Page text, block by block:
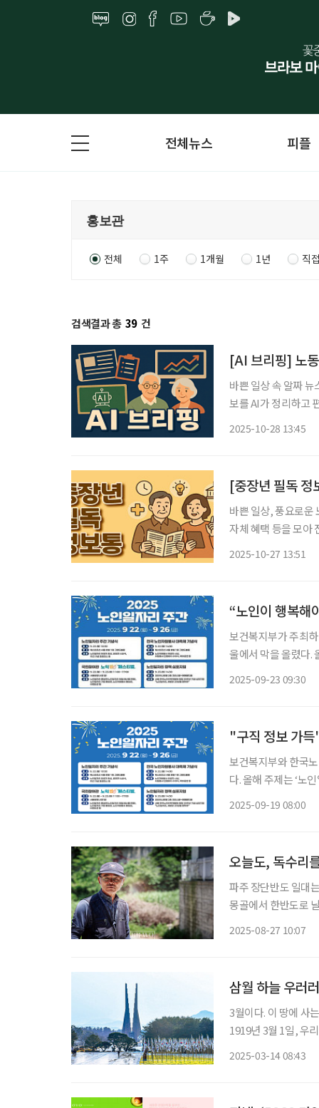
전체뉴스 피플
전체 1주 1개월 1년 직
검색결과 총 39 건
[AI 브리핑] 노
바쁜 일상 속 알짜
보를 AI가 정리하고 편집국 기자
2025-10-28 13:45
[중장년 필독
바쁜 일상, 풍요로운
자체 혜택 등을 모아 전달 드립니다. 균형 잡힌 식습관
2025-10-27 13:51
“노인이 행복해
보건복지부가 주최
울에서 막을 올렸다.
2025-09-23 09:30
"구직 정보 가
보건복지부와 한국
다. 올해 주제는 ‘노
2025-09-19 08:00
오늘도, 독수리
파주 장단반도 일대
몽골에서 한반도로
2025-08-27 10:07
삼월 하늘 우러
3월이다. 이 땅에 사
1919년 3월 1일, 우
2025-03-14 08:43